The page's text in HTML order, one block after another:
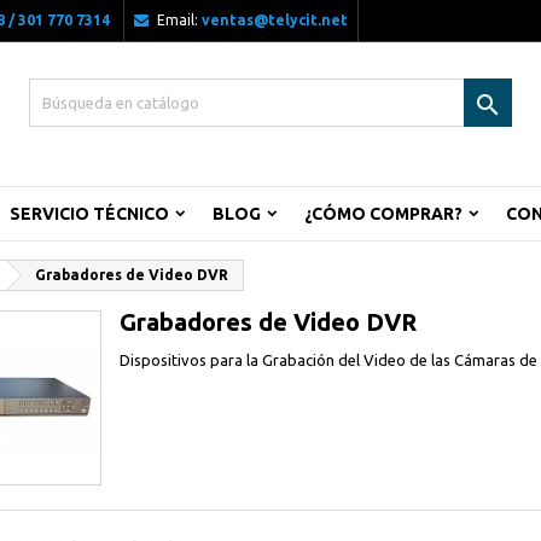
/ 301 770 7314 Email: ventas@telycit.net

SERVICIO TÉCNICO BLOG ¿CÓMO COMPRAR?
Grabadores de Video DVR
Grabadores de Video DVR
Dispositivos para la Grabación del Video de las Cámaras de